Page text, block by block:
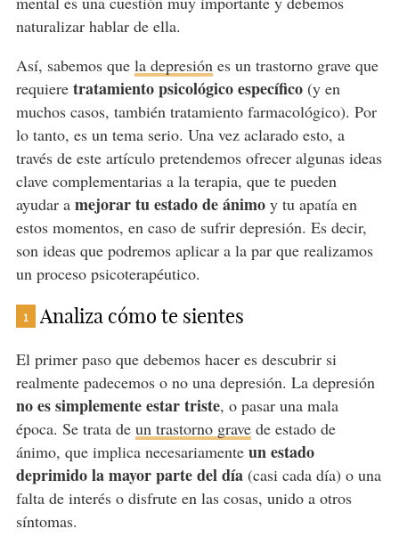
naturalizar hablar de ella.
Así, sabemos que la depresión es un trastorno grave que
requiere tratamiento psicológico específico(y en
muchos casos, también tratamiento farmacológico). Por
lo tanto, es un tema serio. Una vez aclarado esto, a
través de este artículo pretendemos ofrecer algunas ideas
clave complementarias a la terapia, que te pueden
ayudar a mejorar tu estado de ánimoy tu apatía en
estos momentos, en caso de sufrir depresión. Es decir,
son ideas que podremos aplicar a la par que realizamos
un proceso psicoterapéutico.
1 Analiza cómo te sientes
El primer paso que debemos hacer es descubrir si
realmente padecemos o no una depresión. La depresión
no es simplemente estar triste, o pasar una mala
época. Se trata de un trastorno gravede estado de
ánimo, que implica necesariamente un estado
deprimido la mayor parte del día(casi cada día) o una
falta de interés o disfrute en las cosas, unido a otros
síntomas.